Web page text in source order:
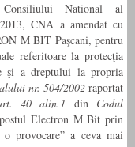
National al
CNA a amendat cu
M BIT Paşcani, pentru
referitoare la protecţia
şi a dreptului la propria
nr. 504/2002raportat
40 alin.1 din Codul
Electron M Bit prin
provocare” a ceva mai